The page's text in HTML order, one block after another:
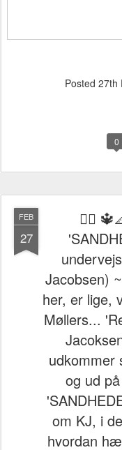
Posted 27th
0
FEB
27
👁⃤
Jacobsen)
her, er lige,
Møllers...
og ud
om KJ, i
hvordan